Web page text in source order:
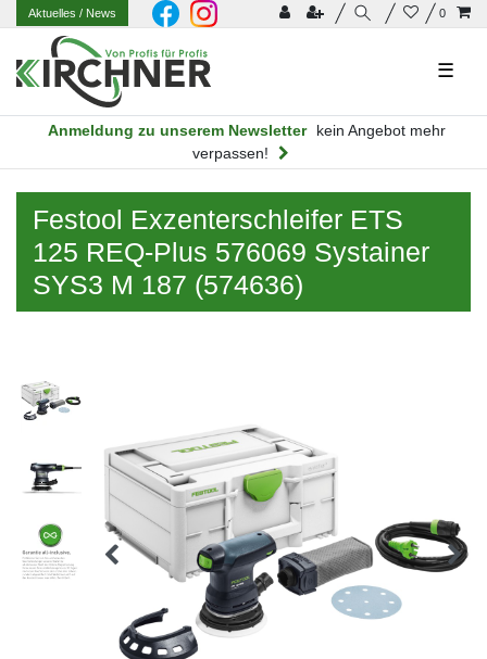
0
Aktuelles/ News
☰
Anmeldung zu unserem Newsletter
kein Angebot mehr
verpassen!
Festool Exzenterschleifer ETS
125 REQ-Plus 576069 Systainer
SYS3 M 187 (574636)